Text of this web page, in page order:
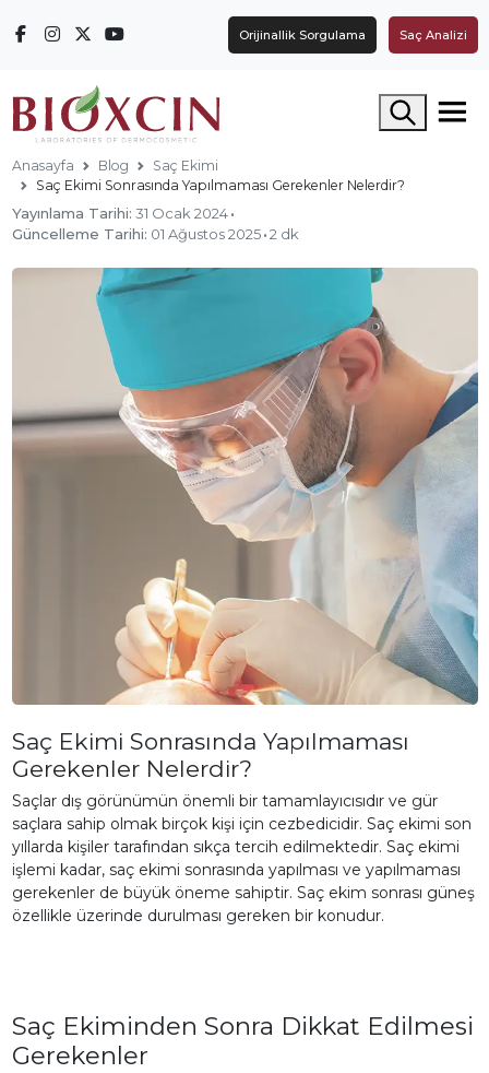
Orijinallik Sorgulama Saç Analizi
Arama yap
Anasayfa Blog
Saç Ekimi
Saç Ekimi Sonrasında Yapılmaması Gerekenler Nelerdir?
Yayınlama Tarihi: 31 Ocak 2024 ·
Güncelleme Tarihi: 01 Ağustos 2025 ·2 dk
Saç Ekimi Sonrasında Yapılmaması
Gerekenler Nelerdir?
Saçlar dış görünümün önemli bir tamamlayıcısıdır ve gür
saçlara sahip olmak birçok kişi için cezbedicidir. Saç ekimi son
yıllarda kişiler tarafından sıkça tercih edilmektedir. Saç ekimi
işlemi kadar, saç ekimi sonrasında yapılması ve yapılmaması
gerekenler de büyük öneme sahiptir. Saç ekim sonrası güneş
özellikle üzerinde durulması gereken bir konudur.
Saç Ekiminden Sonra Dikkat Edilmesi
Gerekenler